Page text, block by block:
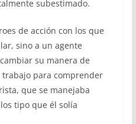
subestimado.
de acción con los que
sino a un agente
su manera de
para comprender
que se manejaba
tipo que él solía